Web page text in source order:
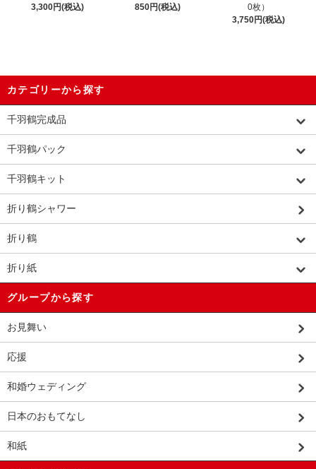
3,300円(税込)
850円(税込)
0枚）
3,750円(税込)
カテゴリーから探す
千羽鶴完成品
千羽鶴パック
千羽鶴キット
折り鶴シャワー
折り鶴
折り紙
グループから探す
お見舞い
応援
和婚ウェディング
日本のおもてなし
和紙